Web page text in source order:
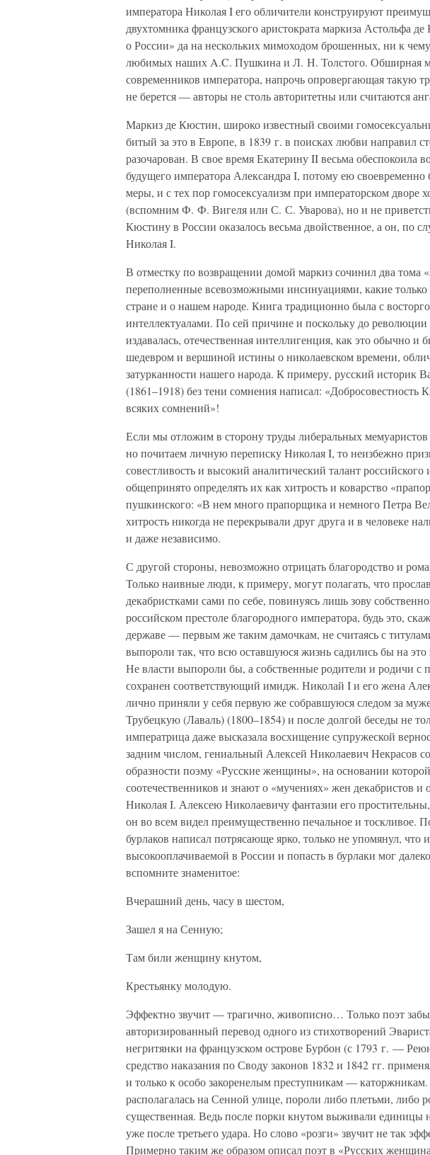
императора Николая I его обличители конструируют
двухтомника французского аристократа маркиза Астольфа
о России» да на нескольких мимоходом брошенных, ни к
любимых наших A.C. Пушкина и Л. Н. Толстого. Обширная
современников императора, напрочь опровергающая такую
не берется — авторы не столь авторитетны или считаются
Маркиз де Кюстин, широко известный своими
битый за это в Европе, в 1839 г. в поисках любви направил
разочарован. В свое время Екатерину II весьма обеспокоила
будущего императора Александра I, потому ею
меры, и с тех пор гомосексуализм при императорском дворе
(вспомним Ф. Ф. Вигеля или С. С. Уварова), но и не
Кюстину в России оказалось весьма двойственное, а он, по
Николая I.
В отместку по возвращении домой маркиз сочинил два тома
переполненные всевозможными инсинуациями, какие
стране и о нашем народе. Книга традиционно была с
интеллектуалами. По сей причине и поскольку до революции
издавалась, отечественная интеллигенция, как это обычно и
шедевром и вершиной истины о николаевском времени,
затурканности нашего народа. К примеру, русский историк
(1861–1918) без тени сомнения написал: «Добросовестность
всяких сомнений»!
Если мы отложим в сторону труды либеральных
но почитаем личную переписку Николая I, то неизбежно
совестливость и высокий аналитический талант
общепринято определять их как хитрость и коварство
пушкинского: «В нем много прапорщика и немного Петра
хитрость никогда не перекрывали друг друга и в человеке
и даже независимо.
С другой стороны, невозможно отрицать благородство и
Только наивные люди, к примеру, могут полагать, что
декабристками сами по себе, повинуясь лишь зову
российском престоле благородного императора, будь это,
державе — первым же таким дамочкам, не считаясь с
выпороли так, что всю оставшуюся жизнь садились бы на
Не власти выпороли бы, а собственные родители и родичи с
сохранен соответствующий имидж. Николай I и его жена
лично приняли у себя первую же собравшуюся следом за
Трубецкую (Лаваль) (1800–1854) и после долгой беседы не
императрица даже высказала восхищение супружеской
задним числом, гениальный Алексей Николаевич Некрасов
образности поэму «Русские женщины», на основании
соотечественников и знают о «мучениях» жен декабристов и
Николая I. Алексею Николаевичу фантазии его
он во всем видел преимущественно печальное и тоскливое.
бурлаков написал потрясающе ярко, только не упомянул, что
высокооплачиваемой в России и попасть в бурлаки мог
вспомните знаменитое:
Вчерашний день, часу в шестом,
Зашел я на Сенную;
Там били женщину кнутом,
Крестьянку молодую.
Эффектно звучит — трагично, живописно… Только поэт
авторизированный перевод одного из стихотворений
негритянки на французском острове Бурбон (с 1793 г. —
средство наказания по Своду законов 1832 и 1842 гг.
и только к особо закоренелым преступникам — каторжникам.
располагалась на Сенной улице, пороли либо плетьми, либо
существенная. Ведь после порки кнутом выживали единицы
уже после третьего удара. Но слово «розги» звучит не так
Примерно таким же образом описал поэт в «Русских